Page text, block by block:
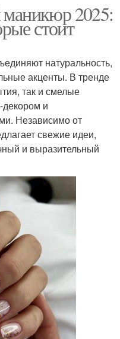
2025:
стоит
натуральность,
акценты. В тренде
так и смелые
декором и
Независимо от
свежие идеи,
и выразительный